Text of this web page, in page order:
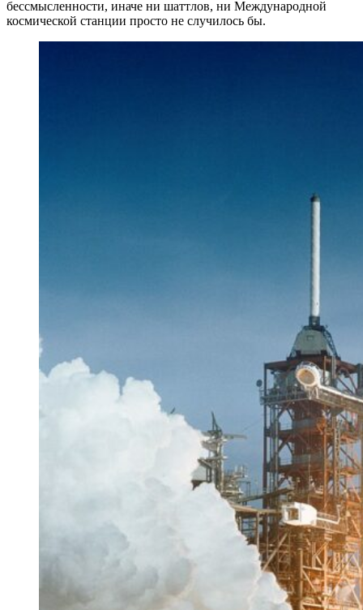
бессмысленности, иначе ни шаттлов, ни Международной
космической станции просто не случилось бы.